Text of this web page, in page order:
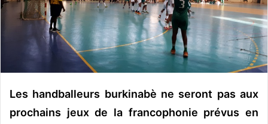
u
c
o
u
r
r
e
Les handballeurs burkinabè ne seront pas aux
prochains jeux de la francophonie prévus en